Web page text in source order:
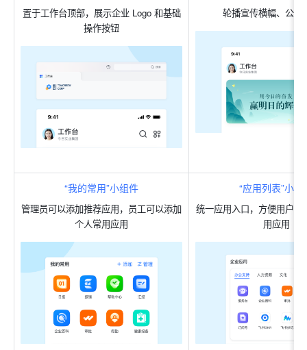
置于工作台顶部，展示企业 Logo 和基础
操作按钮
轮播宣传横幅、公告
“我的常用”小组件
管理员可以添加推荐应用，员工可以添加
个人常用应用
“应用列表”小组
统一应用入口，方便用户按
用应用